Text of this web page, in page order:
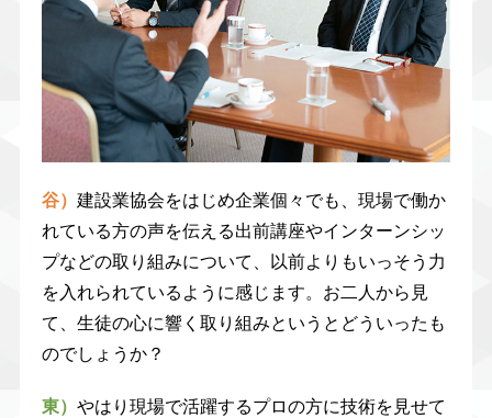
谷） 建設業協会をはじめ企業個々でも、現場で働か
れている方の声を伝える出前講座やインターンシッ
プなどの取り組みについて、以前よりもいっそう力
を入れられているように感じます。お二人から見
て、生徒の心に響く取り組みというとどういったも
のでしょうか？
東） やはり現場で活躍するプロの方に技術を見せて